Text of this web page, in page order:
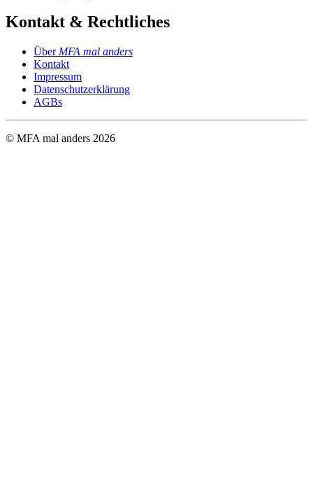
Kontakt & Rechtliches
Über MFA mal anders
Kontakt
Impressum
Datenschutzerklärung
AGBs
© MFA mal anders 2026